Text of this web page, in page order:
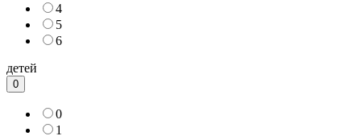
4
5
6
детей
0
0
1